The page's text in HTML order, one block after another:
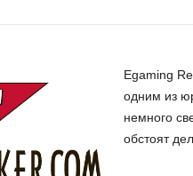
Egaming
одним из
немного
обстоят